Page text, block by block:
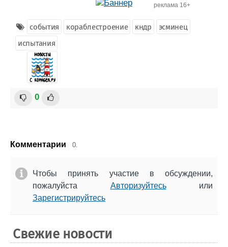
реклама 16+
события кораблестроение кндр
эсминец
испытания
0
Комментарии 0.
Чтобы принять участие в обсуждении,
пожалуйста Авторизуйтесьили
Зарегистрируйтесь
Свежие новости